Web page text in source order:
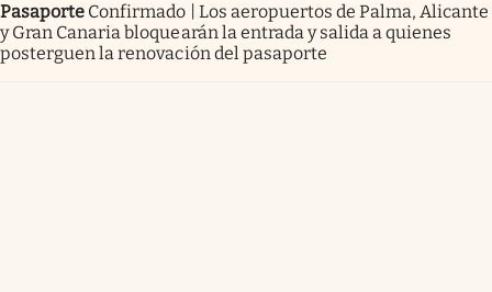
Pasaporte Confirmado | Los aeropuertos de Palma, Alicante
y Gran Canaria bloquearán la entrada y salida a quienes
posterguen la renovación del pasaporte